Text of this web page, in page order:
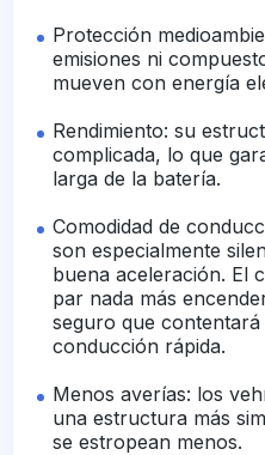
Protección
emisiones ni
mueven con energía
Rendimiento: su
complicada, lo que
larga de la batería.
Comodidad de
son especialmente
buena aceleración. El
par nada más
seguro que
conducción rápida.
Menos averías: los
una estructura más
se estropean menos.